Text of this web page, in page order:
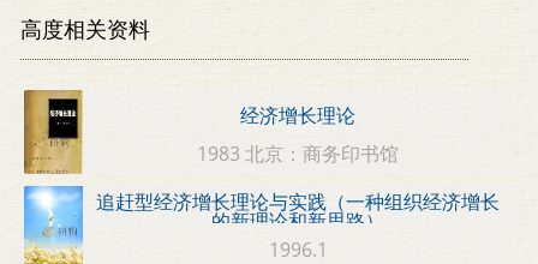
高度相关资料
经济增长理论
1983 北京：商务印书馆
追赶型经济增长理论与实践（一种组织经济增长
的新理论和新思路）
1996.1